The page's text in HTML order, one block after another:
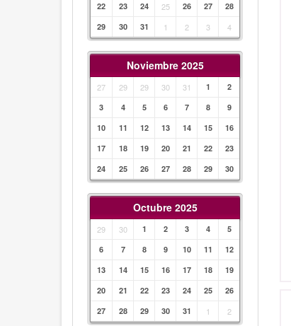
22
23 24 25 26 27
28
29
30 31 1 2 3 4
Noviembre 2025
27 29 29 30 31 1
2
3
4 5 6 7 8
9
10
11 12 13 14 15
16
17
18 19 20 21 22
23
24
25 26 27 28 29 30
Octubre 2025
29 30 1 2 3 4
5
6
7 8 9 10 11
12
13
14 15 16 17 18
19
20
21 22 23 24 25
26
27
28 29 30 31 1 2